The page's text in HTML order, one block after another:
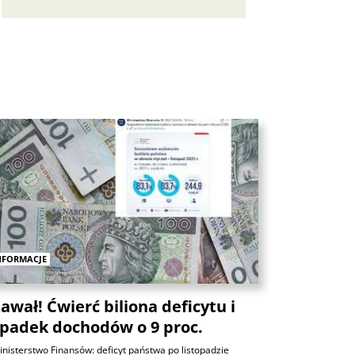
Analizy
ANALIZY
Czy rynek pracy w USA ma
problemy?
Maciej Przygórzewski 6 sierpnia 2026
ANALIZY
Ulga na rynkach: porozumienie
wokół Cieśniny Ormuz?
Michał Stajniak 6 sierpnia 2026
ANALIZY
Ćwierć biliona deficytu i
dochodów o 9 proc.
Finansów: deficyt państwa po listopadzie